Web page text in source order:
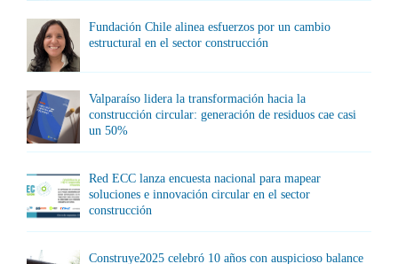
Fundación Chile alinea esfuerzos por un cambio
estructural en el sector construcción
Valparaíso lidera la transformación hacia la
construcción circular: generación de residuos cae casi
un 50%
Red ECC lanza encuesta nacional para mapear
soluciones e innovación circular en el sector
construcción
Construye2025 celebró 10 años con auspicioso balance